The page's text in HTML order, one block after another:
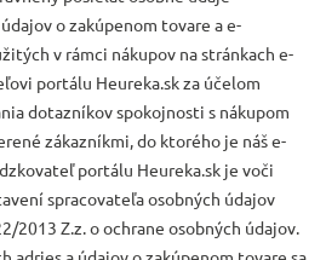
o zakúpenom tovare a e-
v rámci nákupov na stránkach e-
portálu Heureka.sk za účelom
dotazníkov spokojnosti s nákupom
zákazníkmi, do ktorého je náš e-
portálu Heureka.sk je voči
spracovateľa osobných údajov
2013 Z.z. o ochrane osobných údajov.